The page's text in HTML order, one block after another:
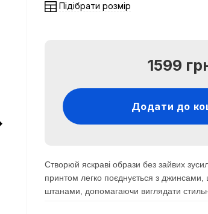
Підібрати розмір
1599
Додати до
Створюй яскраві образи без зайвих
принтом легко поєднується з
штанами, допомагаючи виглядати